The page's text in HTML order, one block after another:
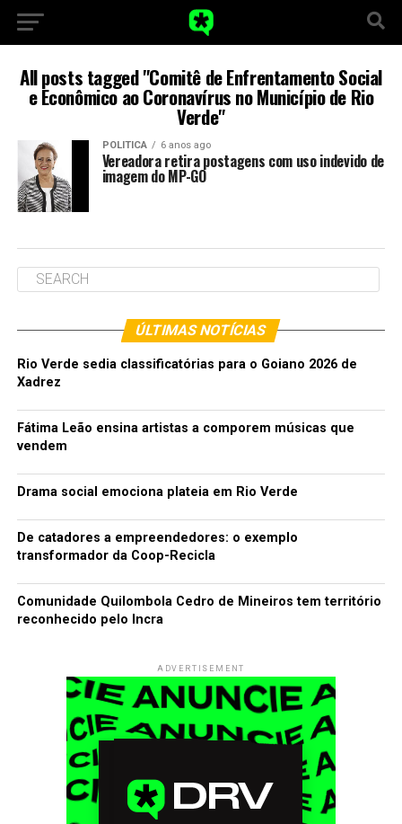
All posts tagged "Comitê de Enfrentamento Social
e Econômico ao Coronavírus no Município de Rio
Verde"
POLITICA 6 anos ago
Vereadora retira postagens com uso indevido de
imagem do MP-GO
ÚLTIMAS NOTÍCIAS
Rio Verde sedia classificatórias para o Goiano 2026 de
Xadrez
Fátima Leão ensina artistas a comporem músicas que
vendem
Drama social emociona plateia em Rio Verde
De catadores a empreendedores: o exemplo
transformador da Coop-Recicla
Comunidade Quilombola Cedro de Mineiros tem território
reconhecido pelo Incra
ADVERTISEMENT